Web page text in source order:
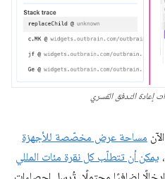
إعادة التدفق القسري
مساحة عرض مخصّصة للأجهزة
يمكن أن تتطلّب كل نقرة مئات المللي